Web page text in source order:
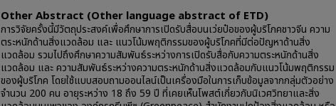
Other Abstract (Other language abstract of ETD)
การวิจัยครั้งนี้มีวัตถุประสงค์เพื่อศึกษาการเปิดรับสื่อบนเว่ยป๋อของผู้บริโภคชาวจีน ความ
ตระหนักด้านสิ่งแวดล้อม และ แนวโน้มพฤติกรรมของผู้บริโภคที่มีต่อปัญหาด้านสิ่ง
แวดล้อม รวมไปถึงศึกษาความสัมพันธ์ระหว่างการเปิดรับสื่อกับความตระหนักด้านสิ่ง
แวดล้อม และ ความสัมพันธ์ระหว่างความตระหนักด้านสิ่งแวดล้อมกับแนวโน้มพฤติกรรม
ของผู้บริโภค โดยใช้แบบสอบถามออนไลน์เป็นเครื่องมือในการเก็บข้อมูลจากกลุ่มตัวอย่าง
จำนวน 200 คน อายุระหว่าง 18 ถึง 59 ปี ที่เคยเห็นโพสต์เกี่ยวกับนิเวศวิทยาและสิ่ง